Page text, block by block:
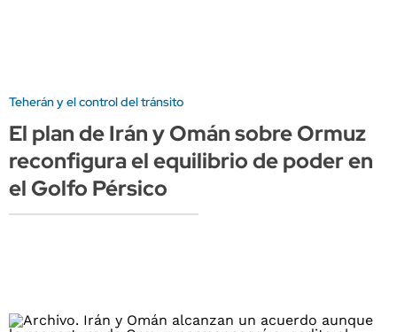
Teherán y el control del tránsito
El plan de Irán y Omán sobre Ormuz
reconfigura el equilibrio de poder en
el Golfo Pérsico